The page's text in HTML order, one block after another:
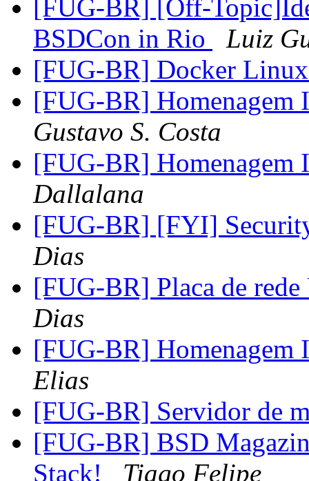
[FUG-BR] [Off-
BSDCon in Rio
Luiz
[FUG-BR] Docker
[FUG-BR]
Gustavo S. Costa
[FUG-BR]
Dallalana
[FUG-BR] [FYI]
Dias
[FUG-BR] Placa de
Dias
[FUG-BR]
Elias
[FUG-BR] Servidor de
[FUG-BR] BSD
Stack!
Tiago Felipe